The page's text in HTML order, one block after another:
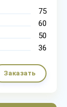
75
60
50
36
Заказать